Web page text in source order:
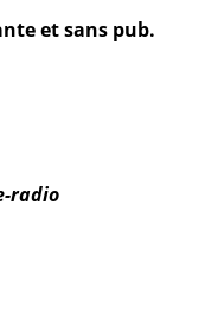
et sans pub.
radio